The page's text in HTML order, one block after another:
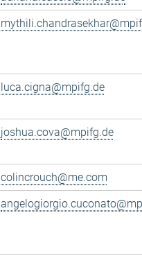
luca.cigna@mpifg.de
joshua.cova@mpifg.de
colincrouch@me.com